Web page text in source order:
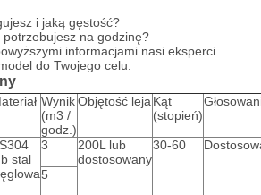
i jaką gęstość?
na godzinę?
informacjami nasi eksperci
do Twojego celu.
Wynik
(m3 /
godz.)
Objętość leja Kąt
(stopień)
stal
3
200L lub
dostosowany
30-60
5